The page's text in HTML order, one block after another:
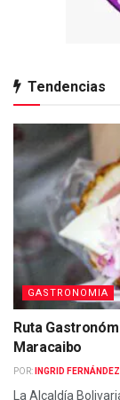
Tendencias
GASTRONOMIA
Ruta
Maracaibo
POR: INGRID
La Alcaldía